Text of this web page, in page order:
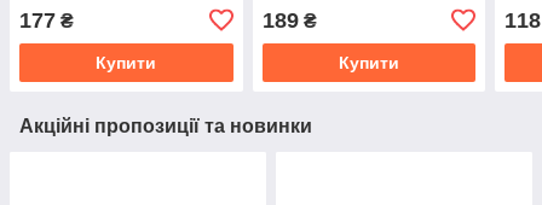
177 ₴
Купити
189₴
Купити
118
Акційні пропозиції та новинки